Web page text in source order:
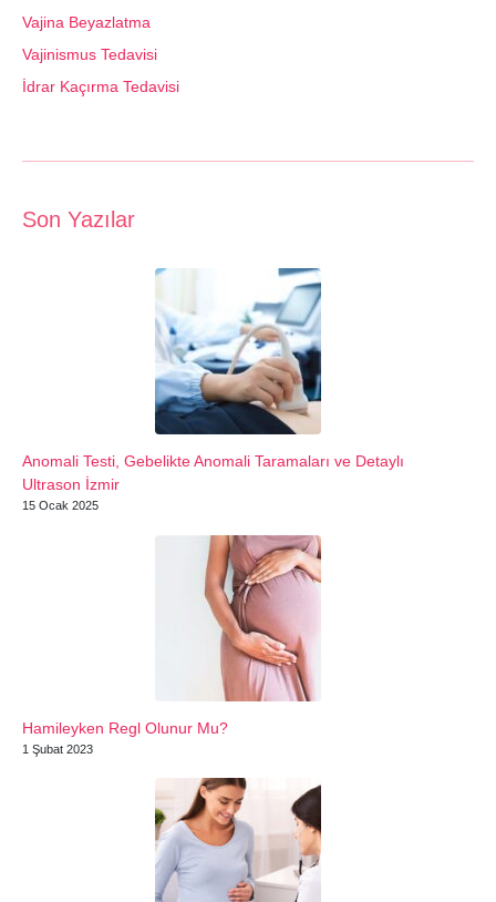
Vajina Beyazlatma
Vajinismus Tedavisi
İdrar Kaçırma Tedavisi
Son Yazılar
Anomali Testi, Gebelikte Anomali Taramaları ve Detaylı
Ultrason İzmir
15 Ocak 2025
Hamileyken Regl Olunur Mu?
1 Şubat 2023